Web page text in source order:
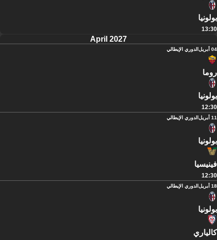
بولونيا
13:30
April 2027
04 أبريل الدوري الإيطالي
روما
بولونيا
12:30
11 أبريل الدوري الإيطالي
بولونيا
فينيسيا
12:30
18 أبريل الدوري الإيطالي
بولونيا
كالياري